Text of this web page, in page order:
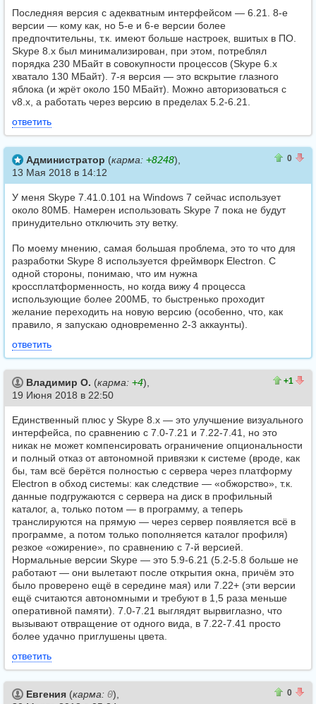
Последняя версия с адекватным интерфейсом — 6.21. 8-е
версии — кому как, но 5-е и 6-е версии более
предпочтительны, т.к. имеют больше настроек, вшитых в ПО.
Skype 8.x был минимализирован, при этом, потреблял
порядка 230 МБайт в совокупности процессов (Skype 6.x
хватало 130 МБайт). 7-я версия — это вскрытие глазного
яблока (и жрёт около 150 МБайт). Можно авторизоваться с
v8.x, а работать через версию в пределах 5.2-6.21.
ответить
0
Администратор (карма: +8248),
13 Мая 2018 в 14:12
У меня Skype 7.41.0.101 на Windows 7 сейчас использует
около 80МБ. Намерен использовать Skype 7 пока не будут
принудительно отключить эту ветку.
По моему мнению, самая большая проблема, это то что для
разработки Skype 8 используется фреймворк Electron. С
одной стороны, понимаю, что им нужна
кроссплатформенность, но когда вижу 4 процесса
использующие более 200МБ, то быстренько проходит
желание переходить на новую версию (особенно, что, как
правило, я запускаю одновременно 2-3 аккаунты).
ответить
+1
Владимир О. (карма: +4),
19 Июня 2018 в 22:50
Единственный плюс у Skype 8.x — это улучшение визуального
интерфейса, по сравнению с 7.0-7.21 и 7.22-7.41, но это
никак не может компенсировать ограничение опциональности
и полный отказ от автономной привязки к системе (вроде, как
бы, там всё берётся полностью с сервера через платформу
Electron в обход системы: как следствие — «обжорство», т.к.
данные подгружаются с сервера на диск в профильный
каталог, а, только потом — в программу, а теперь
транслируются на прямую — через сервер появляется всё в
программе, а потом только пополняется каталог профиля)
резкое «ожирение», по сравнению с 7-й версией.
Нормальные версии Skype — это 5.9-6.21 (5.2-5.8 больше не
работают — они вылетают после открытия окна, причём это
было проверено ещё в середине мая) или 7.22+ (эти версии
ещё считаются автономными и требуют в 1,5 раза меньше
оперативной памяти). 7.0-7.21 выглядят вырвиглазно, что
вызывают отвращение от одного вида, в 7.22-7.41 просто
более удачно приглушены цвета.
ответить
0
Евгения (карма: 0),